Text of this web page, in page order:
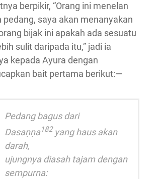
berpikir, “Orang ini menelan
pedang, saya akan menanyakan
bijak ini apakah ada sesuatu
sulit daripada itu,” jadi ia
kepada Ayura dengan
bait pertama berikut:—
Pedang bagus dari
Dasaṇṇa182yang haus akan
darah,
ujungnya diasah tajam dengan
sempurna: